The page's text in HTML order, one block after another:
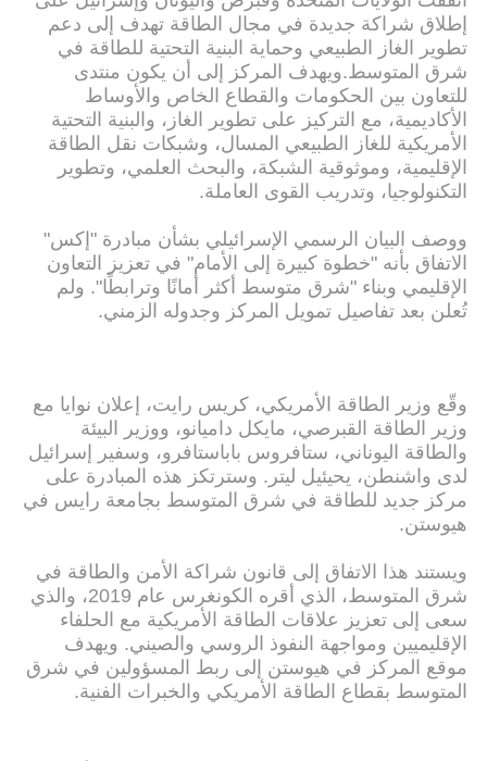
إطلاق شراكة جديدة في مجال الطاقة تهدف إلى دعم
تطوير الغاز الطبيعي وحماية البنية التحتية للطاقة في
شرق المتوسط.ويهدف المركز إلى أن يكون منتدى
للتعاون بين الحكومات والقطاع الخاص والأوساط
الأكاديمية، مع التركيز على تطوير الغاز، والبنية التحتية
الأمريكية للغاز الطبيعي المسال، وشبكات نقل الطاقة
الإقليمية، وموثوقية الشبكة، والبحث العلمي، وتطوير
التكنولوجيا، وتدريب القوى العاملة.
ووصف البيان الرسمي الإسرائيلي بشأن مبادرة "إكس"
الاتفاق بأنه "خطوة كبيرة إلى الأمام" في تعزيز التعاون
الإقليمي وبناء "شرق متوسط ​​أكثر أمانًا وترابطًا". ولم
تُعلن بعد تفاصيل تمويل المركز وجدوله الزمني.
وقّع وزير الطاقة الأمريكي، كريس رايت، إعلان نوايا مع
وزير الطاقة القبرصي، مايكل داميانو، ووزير البيئة
والطاقة اليوناني، ستافروس باباستافرو، وسفير إسرائيل
لدى واشنطن، يحيئيل ليتر. وسترتكز هذه المبادرة على
مركز جديد للطاقة في شرق المتوسط ​​بجامعة رايس في
هيوستن.
ويستند هذا الاتفاق إلى قانون شراكة الأمن والطاقة في
شرق المتوسط، الذي أقره الكونغرس عام 2019، والذي
سعى إلى تعزيز علاقات الطاقة الأمريكية مع الحلفاء
الإقليميين ومواجهة النفوذ الروسي والصيني. ويهدف
موقع المركز في هيوستن إلى ربط المسؤولين في شرق
المتوسط ​​بقطاع الطاقة الأمريكي والخبرات الفنية.